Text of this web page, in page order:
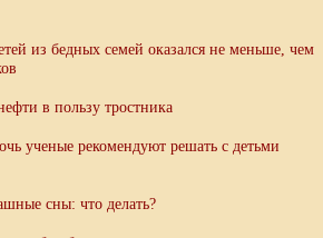
из бедных семей оказался не меньше, чем
в пользу тростника
ученые рекомендуют решать с детьми
сны: что делать?